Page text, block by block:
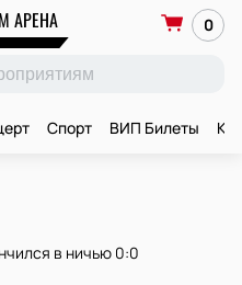
АРЕНА 0
Спорт ВИП Билеты
в ничью 0:0